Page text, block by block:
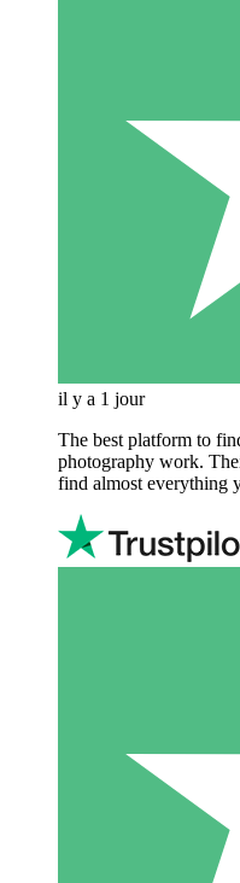
il y a 1 jour
The best platform to
photography work.
find almost everything